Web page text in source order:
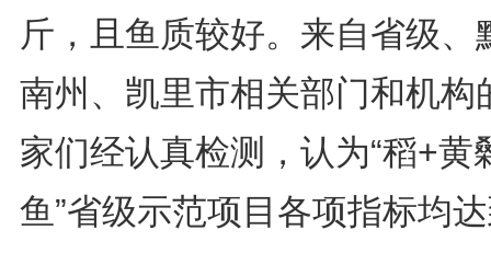
斤，且鱼质较好。来自省级、
南州、凯里市相关部门和机构
家们经认真检测，认为“稻+黄
鱼”省级示范项目各项指标均